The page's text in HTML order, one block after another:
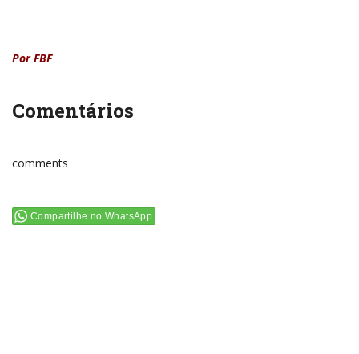
Por FBF
Comentários
comments
Compartilhe no WhatsApp